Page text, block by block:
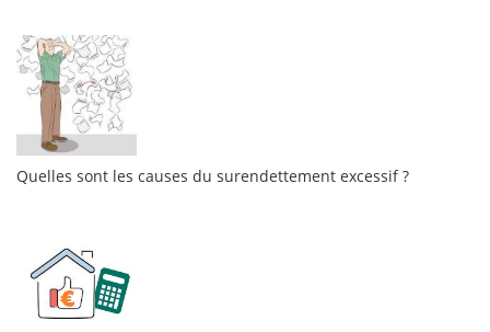
Quelles sont les causes du surendettement excessif ?